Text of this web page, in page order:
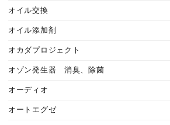
オイル交換
オイル添加剤
オカダプロジェクト
オゾン発生器 消臭、除菌
オーディオ
オートエグゼ